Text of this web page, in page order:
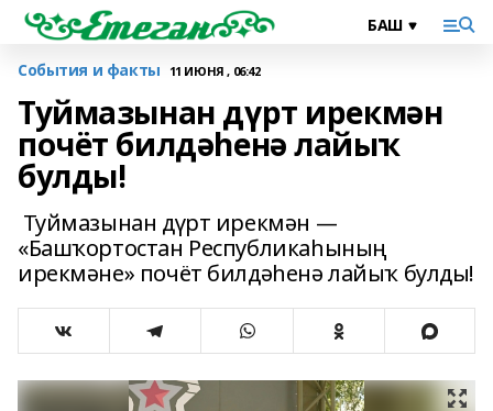
События и факты 11 ИЮНЯ , 06:42
Туймазынан дүрт ирекмән
почёт билдәһенә лайыҡ
булды!
Туймазынан дүрт ирекмән —
«Башҡортостан Республикаһының
ирекмәне» почёт билдәһенә лайыҡ булды!